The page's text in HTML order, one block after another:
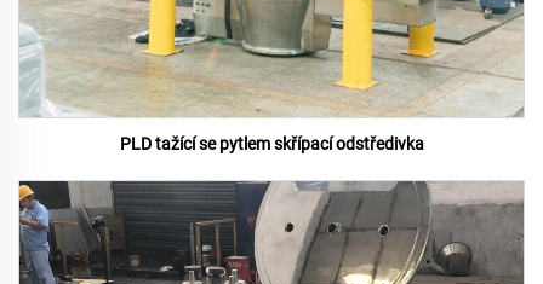
PLD tažící se pytlem skřípací odstředivka